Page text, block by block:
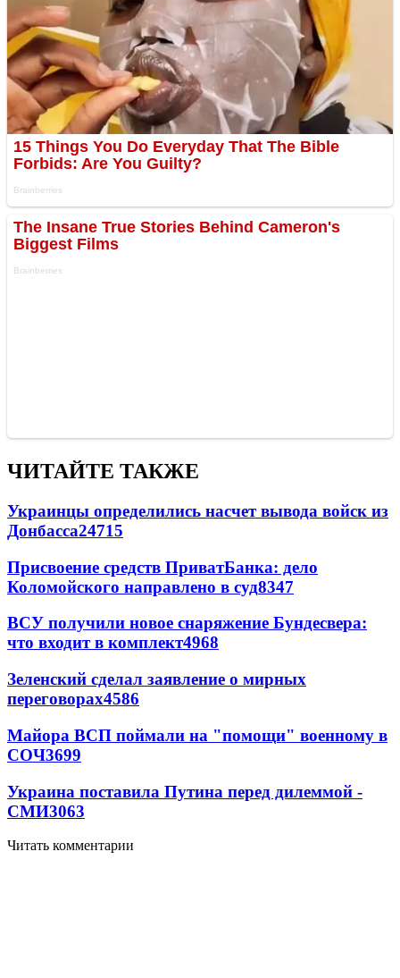
ЧИТАЙТЕ ТАКЖЕ
Украинцы определились насчет вывода войск из
Донбасса24715
Присвоение средств ПриватБанка: дело
Коломойского направлено в суд8347
ВСУ получили новое снаряжение Бундесвера:
что входит в комплект4968
Зеленский сделал заявление о мирных
переговорах4586
Майора ВСП поймали на "помощи" военному в
СОЧ3699
Украина поставила Путина перед дилеммой -
СМИ3063
Читать комментарии